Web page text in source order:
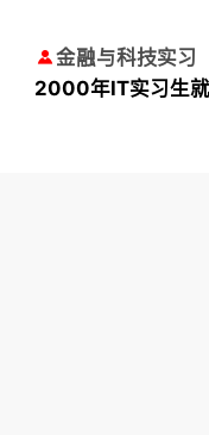
金融与科技实习
2000年IT实习生